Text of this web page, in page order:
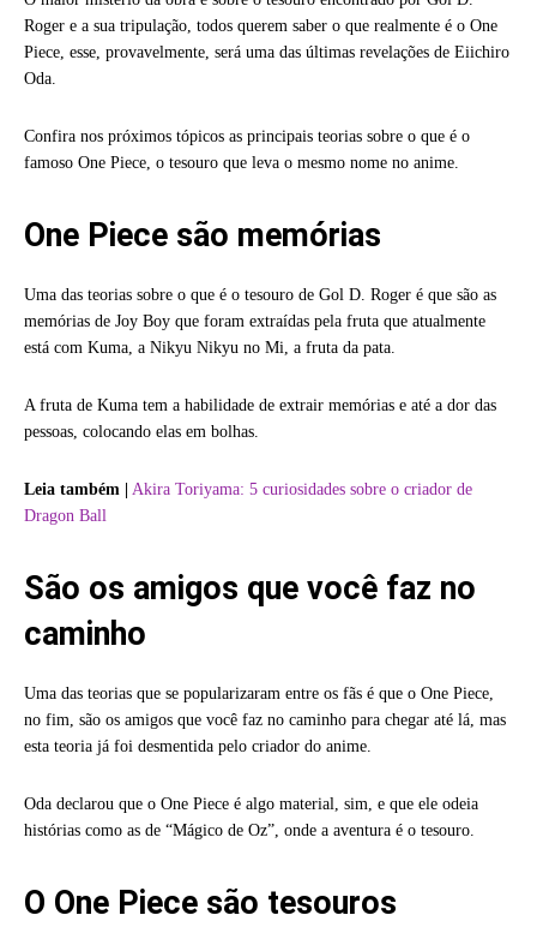
Roger e a sua tripulação, todos querem saber o que realmente é o One
Piece, esse, provavelmente, será uma das últimas revelações de Eiichiro
Oda.
Confira nos próximos tópicos as principais teorias sobre o que é o
famoso One Piece, o tesouro que leva o mesmo nome no anime.
One Piece são memórias
Uma das teorias sobre o que é o tesouro de Gol D. Roger é que são as
memórias de Joy Boy que foram extraídas pela fruta que atualmente
está com Kuma, a Nikyu Nikyu no Mi, a fruta da pata.
A fruta de Kuma tem a habilidade de extrair memórias e até a dor das
pessoas, colocando elas em bolhas.
Leia também | Akira Toriyama: 5 curiosidades sobre o criador de
Dragon Ball
São os amigos que você faz no
caminho
Uma das teorias que se popularizaram entre os fãs é que o One Piece,
no fim, são os amigos que você faz no caminho para chegar até lá, mas
esta teoria já foi desmentida pelo criador do anime.
Oda declarou que o One Piece é algo material, sim, e que ele odeia
histórias como as de “Mágico de Oz”, onde a aventura é o tesouro.
O One Piece são tesouros